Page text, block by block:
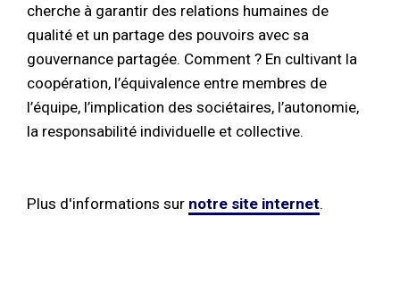
cherche à garantir des relations humaines de
qualité et un partage des pouvoirs avec sa
gouvernance partagée. Comment ? En cultivant la
coopération, l’équivalence entre membres de
l’équipe, l’implication des sociétaires, l’autonomie,
la responsabilité individuelle et collective.
Plus d'informations sur notre site internet.